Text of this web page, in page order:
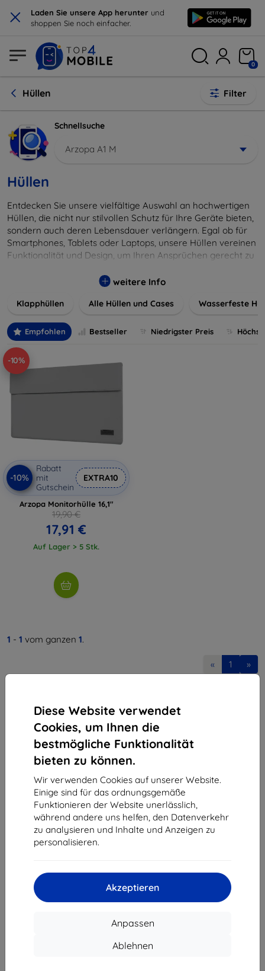
× Laden Sie unsere App herunter und
shoppen Sie noch einfacher.
Diese Website verwendet
Cookies, um Ihnen die
bestmögliche Funktionalität
bieten zu können.
Wir verwenden Cookies auf unserer Website.
Einige sind für das ordnungsgemäße
Funktionieren der Website unerlässlich,
während andere uns helfen, den Datenverkehr
zu analysieren und Inhalte und Anzeigen zu
personalisieren.
Akzeptieren
Anpassen
Ablehnen
0
Hüllen Filter
Schnellsuche
Arzopa A1 M
Hüllen
Entdecken Sie unsere vielfältige Auswahl an hochwertigen
Hüllen, die nicht nur stilvollen Schutz für Ihre Geräte bieten,
sondern auch deren Lebensdauer verlängern. Egal ob für
Smartphones, Tablets oder Laptops, unsere Hüllen vereinen
Funktionalität und Design, um Ihren Ansprüchen gerecht zu
Farben, um Ihren persönlichen Stil perfekt zu
weitere Info
Klapphüllen Alle Hüllen und Cases Wasserfeste
Empfohlen Bestseller Niedrigster Preis
-10%
-10%
Rabatt
mit
Gutschein
EXTRA10
Arzopa Monitorhülle 16,1"
19,90 €
17,91 €
Auf Lager > 5 Stk.
1 - 1 vom ganzen 1.
« 1 »
Shield-Sk s.r.o.
Ulica Rudolfa Mocka 3750/2A
841 04 Bratislava
Unternehmens-ID:46701494
USt-IdNr.:SK2023549671
info@top4mobile.eu